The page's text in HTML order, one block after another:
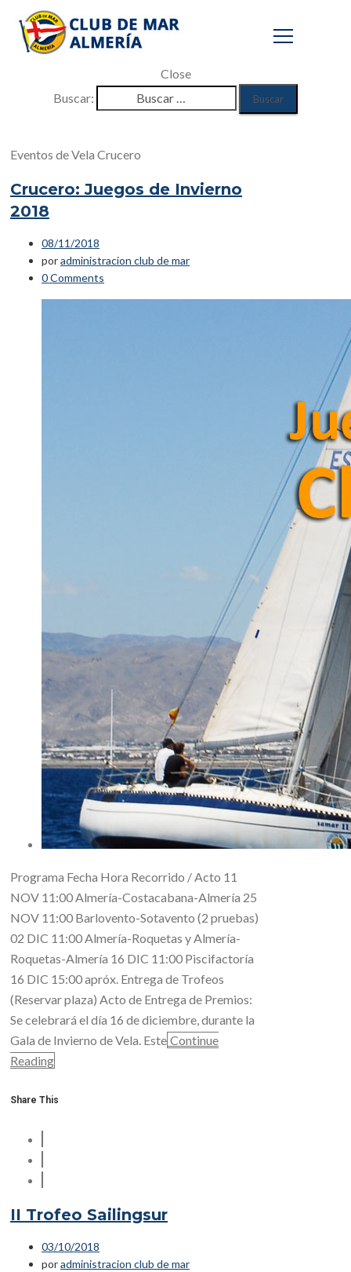
Close
Buscar:
/
/
Eventos de Vela Crucero
Crucero: Juegos de Invierno
2018
08/11/2018
poradministracion club de mar
0 Comments
Programa Fecha Hora Recorrido / Acto 11
NOV 11:00 Almería-Costacabana-Almería 25
NOV 11:00 Barlovento-Sotavento (2 pruebas)
02 DIC 11:00 Almería-Roquetas y Almería-
Roquetas-Almería 16 DIC 11:00 Piscifactoría
16 DIC 15:00 apróx. Entrega de Trofeos
(Reservar plaza) Acto de Entrega de Premios:
Se celebrará el día 16 de diciembre, durante la
Gala de Invierno de Vela. Este Continue
Reading
Share This
II Trofeo Sailingsur
03/10/2018
poradministracion club de mar